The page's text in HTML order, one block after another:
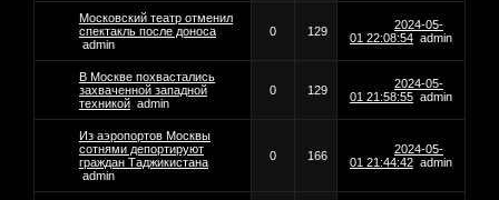
Московский театр отменил
спектакль после доноса
admin
0 129
2024-05-
01 22:08:54 admin
В Москве похвастались
захваченной западной
техникой admin
0 129
2024-05-
01 21:58:55 admin
Из аэропортов Москвы
сотнями депортируют
граждан Таджикистана
admin
0 166
2024-05-
01 21:44:42 admin